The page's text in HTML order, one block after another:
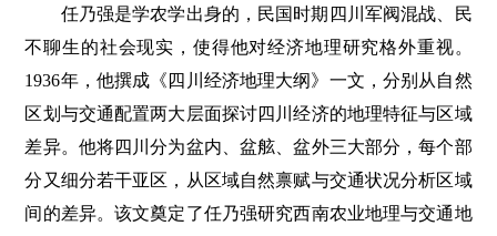
任乃强是学农学出身的，民国时期四川军阀混战、民
不聊生的社会现实，使得他对经济地理研究格外重视。
1936年，他撰成《四川经济地理大纲》一文，分别从自然
区划与交通配置两大层面探讨四川经济的地理特征与区域
差异。他将四川分为盆内、盆舷、盆外三大部分，每个部
分又细分若干亚区，从区域自然禀赋与交通状况分析区域
间的差异。该文奠定了任乃强研究西南农业地理与交通地